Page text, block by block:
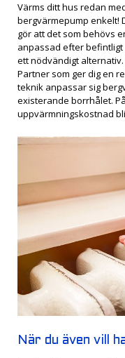
Värms ditt hus redan
bergvärmepump enkelt!
gör att det som behövs
anpassad efter
ett nödvändigt
Partner som ger dig en
teknik anpassar sig
existerande borrhålet.
uppvärmningskostnad
När du även vill